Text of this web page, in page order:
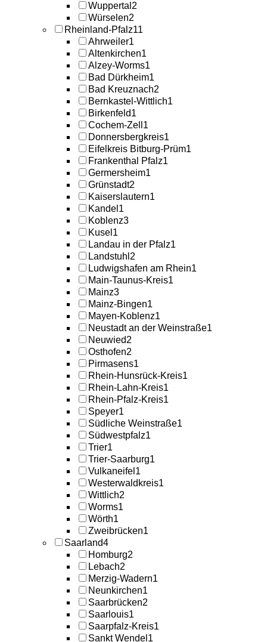
Wuppertal 2
Würselen2
Rheinland-Pfalz11
Ahrweiler1
Altenkirchen1
Alzey-Worms1
Bad Dürkheim1
Bad Kreuznach2
Bernkastel-Wittlich1
Birkenfeld1
Cochem-Zell 1
Donnersbergkreis1
Eifelkreis Bitburg-Prüm1
Frankenthal Pfalz1
Germersheim1
Grünstadt2
Kaiserslautern1
Kandel 1
Koblenz3
Kusel 1
Landau in der Pfalz1
Landstuhl 2
Ludwigshafen am Rhein1
Main-Taunus-Kreis1
Mainz3
Mainz-Bingen1
Mayen-Koblenz1
Neustadt an der Weinstraße1
Neuwied2
Osthofen2
Pirmasens1
Rhein-Hunsrück-Kreis1
Rhein-Lahn-Kreis1
Rhein-Pfalz-Kreis1
Speyer1
Südliche Weinstraße1
Südwestpfalz1
Trier1
Trier-Saarburg1
Vulkaneifel 1
Westerwaldkreis1
Wittlich2
Worms1
Wörth1
Zweibrücken1
Saarland4
Homburg2
Lebach2
Merzig-Wadern1
Neunkirchen1
Saarbrücken2
Saarlouis1
Saarpfalz-Kreis1
Sankt Wendel 1